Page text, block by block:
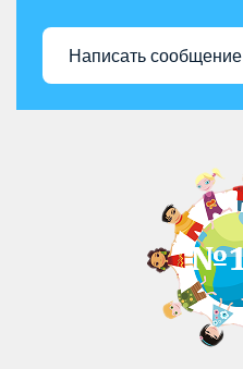
Написать сообщение